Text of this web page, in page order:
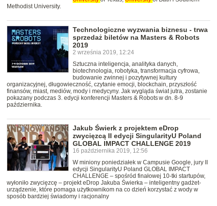
Methodist University.
Technologiczne wyzwania biznesu - trwa
sprzedaż biletów na Masters & Robots
2019
2 września 2019, 12:24
Sztuczna inteligencja, analityka danych,
biotechnologia, robotyka, transformacja cyfrowa,
budowanie zwinnej i pozytywnej kultury
organizacyjnej, długowieczność, czytanie emocji, blockchain, przyszłość
finansów, miast, mediów, mody i medycyny. Jak wygląda świat jutra, zostanie
pokazany podczas 3. edycji konferencji Masters & Robots w dn. 8-9
października.
Jakub Świerk z projektem eDrop
zwycięzcą II edycji SingularityU Poland
GLOBAL IMPACT CHALLENGE 2019
16 października 2019, 12:56
W miniony poniedziałek w Campusie Google, jury II
edycji SingularityU Poland GLOBAL IMPACT
CHALLENGE – spośród finałowej 10-tki startupów,
wyłoniło zwycięzcę – projekt eDrop Jakuba Świerka – inteligentny gadżet-
urządzenie, które pomaga użytkownikom na co dzień korzystać z wody w
sposób bardziej świadomy i racjonalny